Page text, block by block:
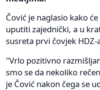
Čović je naglasio kako
uputiti zajednički, a u
susreta prvi čovjek
"Vrlo pozitivno
smo se da nekoliko
je Čović nakon čega se